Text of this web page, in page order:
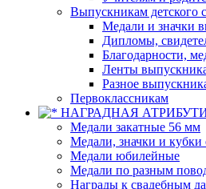
Выпускникам детского
Медали и значки
Дипломы,
Благодарности,
Ленты
Разное
Первоклассникам
НАГРАДНАЯ
Медали закатные 56 мм
Медали, значки и
Медали юбилейные
Медали по разным
Награды к свадебным